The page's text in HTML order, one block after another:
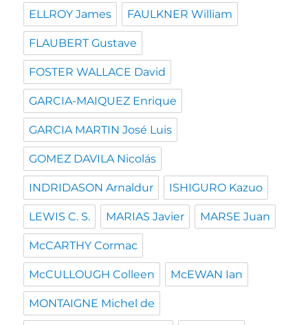
ELLROY James FAULKNER William
FLAUBERT Gustave
FOSTER WALLACE David
GARCIA-MAIQUEZ Enrique
GARCIA MARTIN José Luis
GOMEZ DAVILA Nicolás
INDRIDASON Arnaldur ISHIGURO Kazuo
LEWIS C. S. MARIAS Javier MARSE Juan
McCARTHY Cormac
McCULLOUGH Colleen McEWAN Ian
MONTAIGNE Michel de